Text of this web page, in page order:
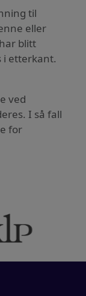
til
eller
blitt
i etterkant.
ved
I så fall
for